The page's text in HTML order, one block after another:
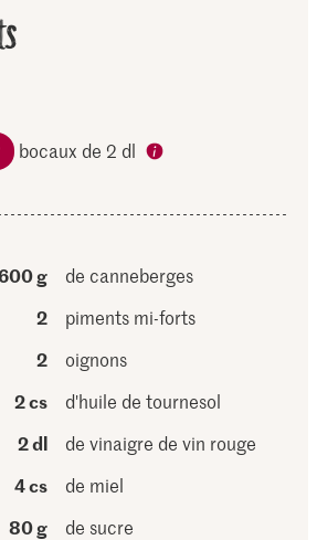
bocaux de 2 dl
g
de canneberges
2
piments mi-forts
2
oignons
2 cs
d'huile de tournesol
2 dl
de vinaigre de vin rouge
4 cs
de miel
80 g
de sucre